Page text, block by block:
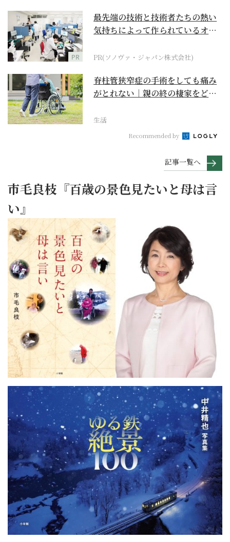
PR
最先端の技術と技術者たちの熱い
気持ちによって作られているオー
PR(ソノヴァ・ジャパン株式会社)
脊柱管狭窄症の手術をしても痛み
がとれない｜親の終の棲家をどう
生活
Recommended by
記事一覧へ
市毛良枝『百歳の景色見たいと母は言
い』